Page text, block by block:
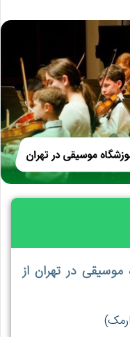
موسیقی در تهران از